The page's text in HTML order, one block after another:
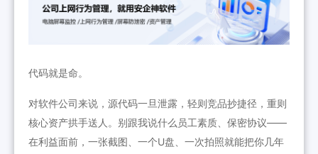
代码就是命。
对软件公司来说，源代码一旦泄露，轻则竞品抄捷径，重则
核心资产拱手送人。别跟我说什么员工素质、保密协议——
在利益面前，一张截图、一个U盘、一次拍照就能把你几年